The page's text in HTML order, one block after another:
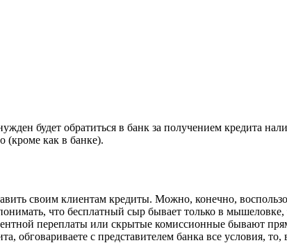
будет обратиться в банк за получением кредита
(кроме как в банке).
своим клиентам кредиты. Можно, конечно,
что бесплатный сыр бывает только в мышеловке,
переплаты или скрытые комиссионные бывают
с представителем банка все условия, то,